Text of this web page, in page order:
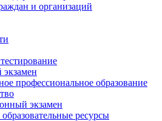
и организаций
профессиональное образование
экзамен
ресурсы